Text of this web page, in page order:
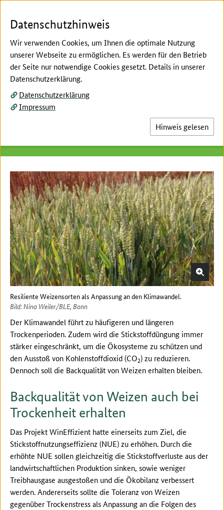
Hier beginnt der Hauptinhalt dieser Seite
WinEffizient
Im Projekt WinEffizienz wurde an Weizensorten
geforscht, die resilient auf Trockenheit reagieren
und dennoch die Backqualität erhalten bleibt.
Resiliente Weizensorten als Anpassung an den Klimawandel.
Bild: Nina Weiler/BLE, Bonn
Der Klimawandel führt zu häufigeren und längeren
Trockenperioden. Zudem wird die Stickstoffdüngung immer
stärker eingeschränkt, um die Ökosysteme zu schützen und
den Ausstoß von Kohlenstoffdioxid (CO2) zu reduzieren.
Dennoch soll die Backqualität von Weizen erhalten bleiben.
Backqualität von Weizen auch bei
Trockenheit erhalten
Das Projekt WinEffizient hatte einerseits zum Ziel, die
Stickstoffnutzungseffizienz (NUE) zu erhöhen. Durch die
erhöhte NUE sollen gleichzeitig die Stickstoffverluste aus der
landwirtschaftlichen Produktion sinken, sowie weniger
Treibhausgase ausgestoßen und die Ökobilanz verbessert
werden. Andererseits sollte die Toleranz von Weizen
gegenüber Trockenstress als Anpassung an die Folgen des
Datenschutzhinweis
Wir verwenden Cookies, um Ihnen die optimale Nutzung
unserer Webseite zu ermöglichen. Es werden für den Betrieb
der Seite nur notwendige Cookies gesetzt. Details in unserer
Datenschutzerklärung.
Datenschutzerklärung
Impressum
Hinweis gelesen